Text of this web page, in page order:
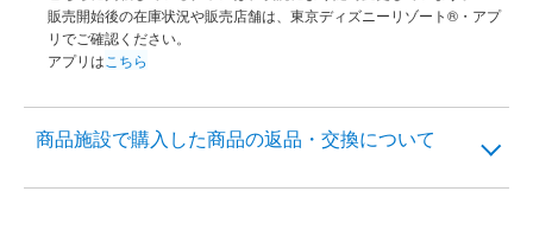
販売開始後の在庫状況や販売店舗は、東京ディズニーリゾート®・アプ
リでご確認ください。
アプリは こちら
商品施設で購入した商品の返品・交換について